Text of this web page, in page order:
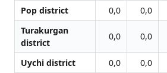
Pop district
0,0 0,0
Turakurgan
district
0,0 0,0
Uychi district 0,0 0,0